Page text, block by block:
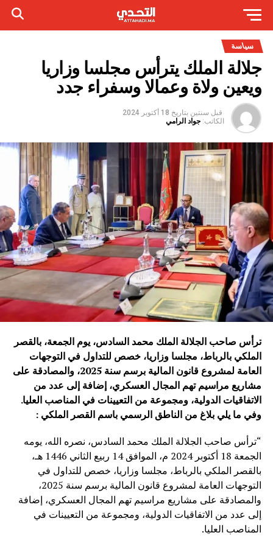
سياسة
جلالة الملك يترأس مجلسا وزاريا
ويعين ولاة وعمالا وسفراء جدد
قبل سنتين بتاريخ 18 أكتوبر 2024
الكاتب: جواد الرامي
ترأس صاحب الجلالة الملك محمد السادس، يوم الجمعة، بالقصر
الملكي بالرباط، مجلسا وزاريا، خصص للتداول في التوجهات
العامة لمشروع قانون المالية برسم سنة 2025، والمصادقة على
مشاريع مراسيم تهم المجال العسكري، إضافة إلى عدد من
الاتفاقيات الدولية، ومجموعة من التعيينات في المناصب العليا.
وفي ما يلي بلاغ من الناطق الرسمي باسم القصر الملكي :
“ترأس صاحب الجلالة الملك محمد السادس، نصره الله، يومه
الجمعة 18 أكتوبر 2024 م، الموافق 14 ربيع الثاني 1446 هـ،
بالقصر الملكي بالرباط، مجلسا وزاريا، خصص للتداول في
التوجهات العامة لمشروع قانون المالية برسم سنة 2025،
والمصادقة على مشاريع مراسيم تهم المجال العسكري، إضافة
إلى عدد من الاتفاقيات الدولية، ومجموعة من التعيينات في
المناصب العليا.